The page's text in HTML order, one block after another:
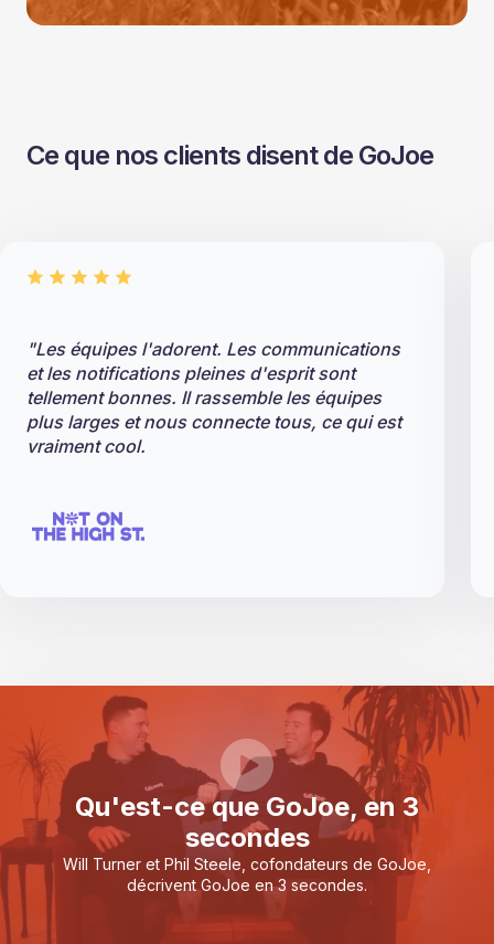
Ce que nos clients disent de GoJoe
"Les équipes l'adorent. Les communications
et les notifications pleines d'esprit sont
tellement bonnes. Il rassemble les équipes
plus larges et nous connecte tous, ce qui est
vraiment cool.
Qu'est-ce que GoJoe, en 3
secondes
Will Turner et Phil Steele, cofondateurs de GoJoe,
décrivent GoJoe en 3 secondes.